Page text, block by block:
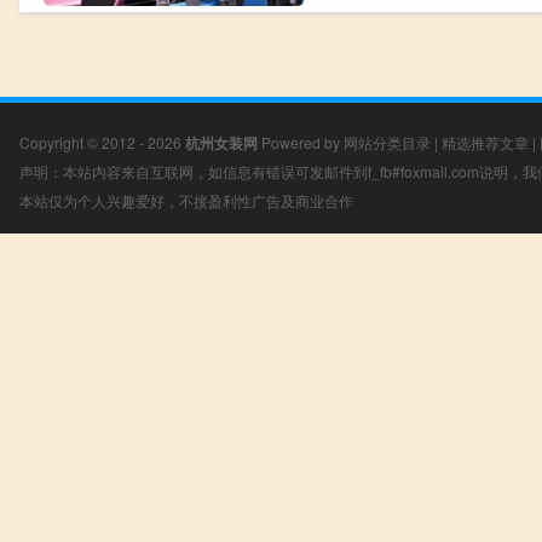
Copyright © 2012 - 2026 杭州女装网 Powered by 网站分类目录 | 精选推荐文章 |
声明：本站内容来自互联网，如信息有错误可发邮件到f_fb#foxmail.com说明，
本站仅为个人兴趣爱好，不接盈利性广告及商业合作